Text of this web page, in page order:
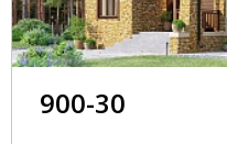
900-30